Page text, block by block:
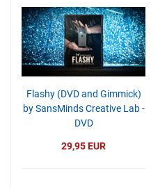
Flashy (DVD and Gimmick)
by SansMinds Creative Lab -
DVD
29,95 EUR